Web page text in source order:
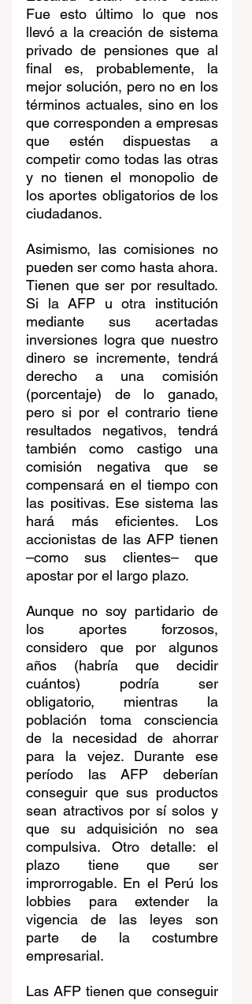
Fue esto último lo que nos
llevó a la creación de sistema
privado de pensiones que al
final es, probablemente, la
mejor solución, pero no en los
términos actuales, sino en los
que corresponden a empresas
que estén dispuestas a
competir como todas las otras
y no tienen el monopolio de
los aportes obligatorios de los
ciudadanos.
Asimismo, las comisiones no
pueden ser como hasta ahora.
Tienen que ser por resultado.
Si la AFP u otra institución
mediante sus acertadas
inversiones logra que nuestro
dinero se incremente, tendrá
derecho a una comisión
(porcentaje) de lo ganado,
pero si por el contrario tiene
resultados negativos, tendrá
también como castigo una
comisión negativa que se
compensará en el tiempo con
las positivas. Ese sistema las
hará más eficientes. Los
accionistas de las AFP tienen
–como sus clientes– que
apostar por el largo plazo.
Aunque no soy partidario de
los aportes forzosos,
considero que por algunos
años (habría que decidir
cuántos) podría ser
obligatorio, mientras la
población toma consciencia
de la necesidad de ahorrar
para la vejez. Durante ese
período las AFP deberían
conseguir que sus productos
sean atractivos por sí solos y
que su adquisición no sea
compulsiva. Otro detalle: el
plazo tiene que ser
improrrogable. En el Perú los
lobbies para extender la
vigencia de las leyes son
parte de la costumbre
empresarial.
Las AFP tienen que conseguir